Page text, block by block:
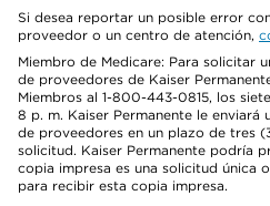
Si desea reportar un posible error
proveedor o un centro de atención,
Miembro de Medicare: Para solicitar
de proveedores de Kaiser
Miembros al 1-800-443-0815, los
8 p. m. Kaiser Permanente le
de proveedores en un plazo de tres
solicitud. Kaiser Permanente podría
copia impresa es una solicitud única
para recibir esta copia impresa.